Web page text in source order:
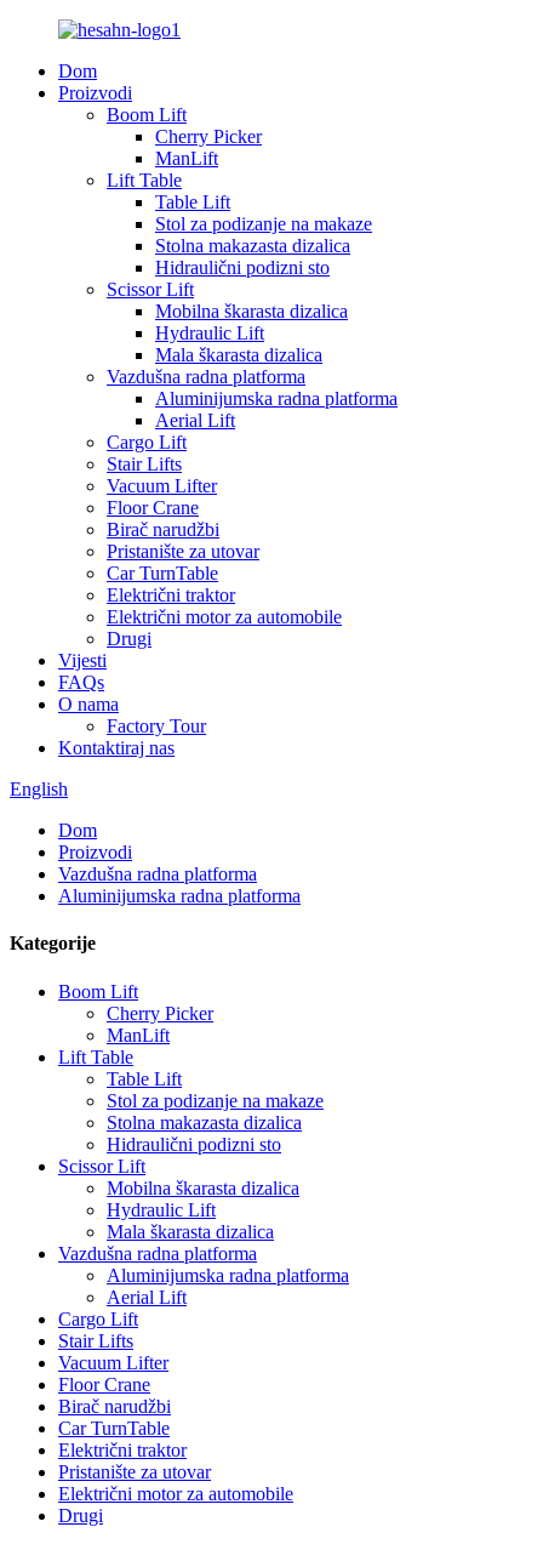
Dom
Proizvodi
Boom Lift
Cherry Picker
ManLift
Lift Table
Table Lift
Stol za podizanje na makaze
Stolna makazasta dizalica
Hidraulični podizni sto
Scissor Lift
Mobilna škarasta dizalica
Hydraulic Lift
Mala škarasta dizalica
Vazdušna radna platforma
Aluminijumska radna platforma
Aerial Lift
Cargo Lift
Stair Lifts
Vacuum Lifter
Floor Crane
Birač narudžbi
Pristanište za utovar
Car TurnTable
Električni traktor
Električni motor za automobile
Drugi
Vijesti
FAQs
O nama
Factory Tour
Kontaktiraj nas
English
Dom
Proizvodi
Vazdušna radna platforma
Aluminijumska radna platforma
Kategorije
Boom Lift
Cherry Picker
ManLift
Lift Table
Table Lift
Stol za podizanje na makaze
Stolna makazasta dizalica
Hidraulični podizni sto
Scissor Lift
Mobilna škarasta dizalica
Hydraulic Lift
Mala škarasta dizalica
Vazdušna radna platforma
Aluminijumska radna platforma
Aerial Lift
Cargo Lift
Stair Lifts
Vacuum Lifter
Floor Crane
Birač narudžbi
Car TurnTable
Električni traktor
Pristanište za utovar
Električni motor za automobile
Drugi